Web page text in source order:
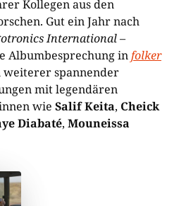
Kollegen aus den
Gut ein Jahr nach
International –
Albumbesprechung infolker
weiterer spannender
mit legendären
wie Salif Keita, Cheick
Diabaté, Mouneissa